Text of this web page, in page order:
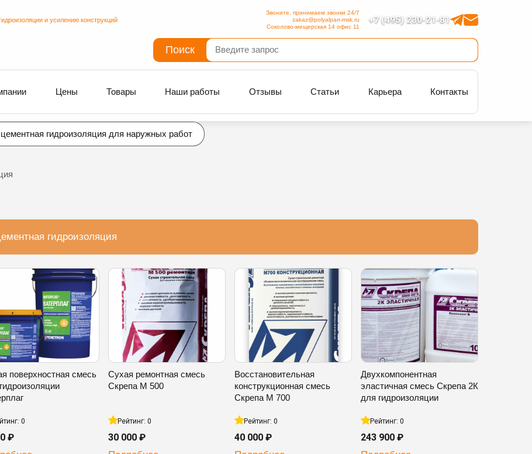
и усилению конструкций +7 (495) 230-21-81
Звоните, принимаем звонки 24/7
zakaz@polyalpan-msk.ru
Соколово-мещерская 14 офис 11
Поиск
Цены Товары Наши работы Отзывы Статьи Карьера Контакты
цементная гидроизоляция для наружных работ
гидроизоляция
поверхностная смесь
0
₽
Сухая ремонтная смесь
Скрепа М 500
Рейтинг: 0
30 000 ₽
Восстановительная
конструкционная смесь
Скрепа М 700
Рейтинг: 0
40 000 ₽
Двухкомпонентная
эластичная смесь Скрепа 2К
для гидроизоляции
Рейтинг: 0
243 900 ₽